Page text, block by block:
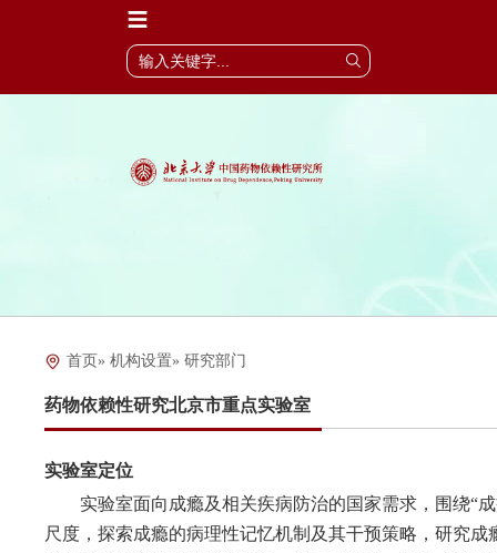
首页» 机构设置» 研究部门
药物依赖性研究北京市重点实验室
实验室定位
实验室面向成瘾及相关疾病防治的国家需求，围绕“
尺度，探索成瘾的病理性记忆机制及其干预策略，研究